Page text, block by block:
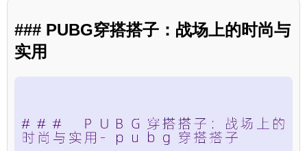
### PUBG穿搭搭子：战场上的时尚与
实用